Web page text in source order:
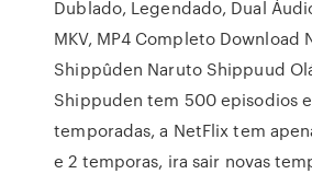
Dublado, Legendado, Dual
MKV, MP4 Completo Download
Shippûden Naruto Shippuud
Shippuden tem 500 episodios
temporadas, a NetFlix tem
e 2 temporas, ira sair novas